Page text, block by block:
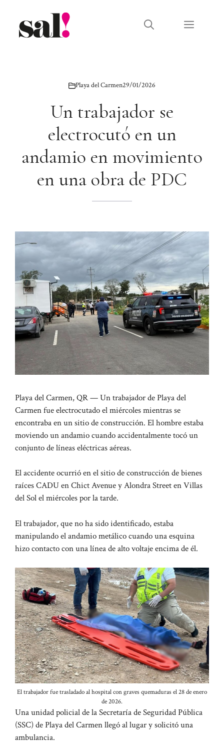
contenido
Menú
Playa del Carmen29/01/2026
Un trabajador se
electrocutó en un
andamio en movimiento
en una obra de PDC
Playa del Carmen, QR — Un trabajador de Playa del
Carmen fue electrocutado el miércoles mientras se
encontraba en un sitio de construcción. El hombre estaba
moviendo un andamio cuando accidentalmente tocó un
conjunto de líneas eléctricas aéreas.
El accidente ocurrió en el sitio de construcción de bienes
raíces CADU en Chict Avenue y Alondra Street en Villas
del Sol el miércoles por la tarde.
El trabajador, que no ha sido identificado, estaba
manipulando el andamio metálico cuando una esquina
hizo contacto con una línea de alto voltaje encima de él.
El trabajador fue trasladado al hospital con graves quemaduras el 28 de enero
de 2026.
Una unidad policial de la Secretaría de Seguridad Pública
(SSC) de Playa del Carmen llegó al lugar y solicitó una
ambulancia.